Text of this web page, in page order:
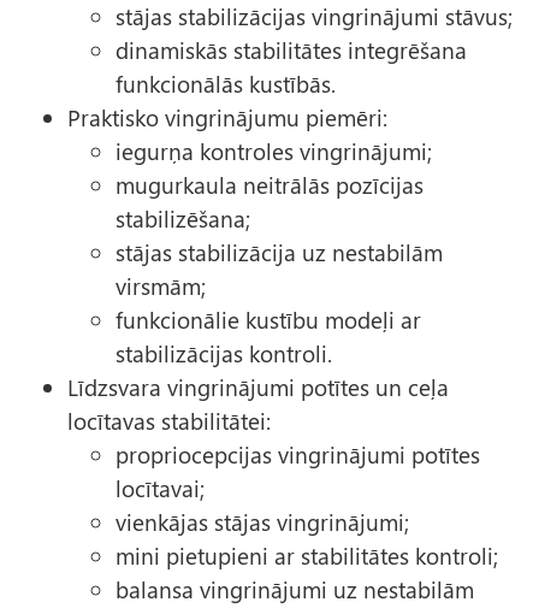
stājas stabilizācijas vingrinājumi stāvus;
dinamiskās stabilitātes integrēšana
funkcionālās kustībās.
Praktisko vingrinājumu piemēri:
iegurņa kontroles vingrinājumi;
mugurkaula neitrālās pozīcijas
stabilizēšana;
stājas stabilizācija uz nestabilām
virsmām;
funkcionālie kustību modeļi ar
stabilizācijas kontroli.
Līdzsvara vingrinājumi potītes un ceļa
locītavas stabilitātei:
propriocepcijas vingrinājumi potītes
locītavai;
vienkājas stājas vingrinājumi;
mini pietupieni ar stabilitātes kontroli;
balansa vingrinājumi uz nestabilām